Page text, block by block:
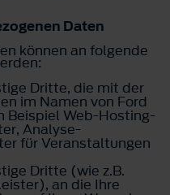
Daten
können an folgende
Dritte, die mit der
im Namen von Ford
Beispiel Web-Hosting-
Analyse-
für Veranstaltungen
Dritte (wie z.B.
an die Ihre